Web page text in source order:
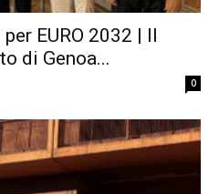
EURO 2032 | Il
di Genoa...
0